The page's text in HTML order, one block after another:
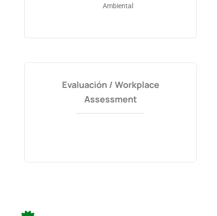
Ambiental
Evaluación / Workplace
Assessment